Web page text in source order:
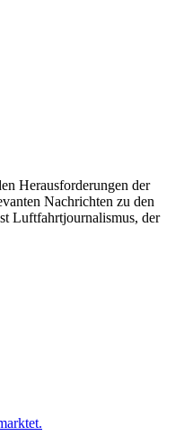
Herausforderungen der
Nachrichten zu den
Luftfahrtjournalismus, der